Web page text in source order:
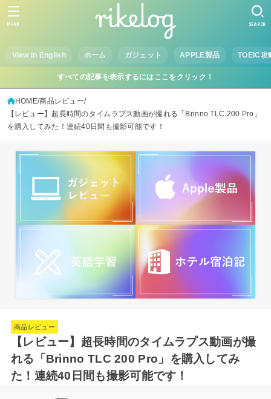
View in English ホーム ガジェット APPLE製品 TOEIC攻
SEARCH
MENU
すべての記事を表示するにはここをクリック！
HOME 商品レビュー
【レビュー】超長時間のタイムラプス動画が撮れる「Brinno TLC 200 Pro」
を購入してみた！連続40日間も撮影可能です！
商品レビュー
【レビュー】超長時間のタイムラプス動画が撮
れる「Brinno TLC 200 Pro」を購入してみ
た！連続40日間も撮影可能です！